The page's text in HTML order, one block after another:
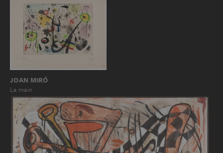
JOAN MIRÓ
La main